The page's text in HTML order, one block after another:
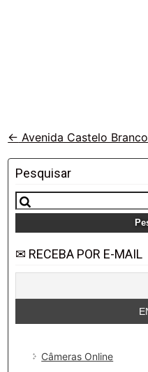
Veja
outras
vias
← Avenida Castelo Branco
Pesquisar
Pesquisar
por:
✉ RECEBA POR E-MAIL
Câmeras Online